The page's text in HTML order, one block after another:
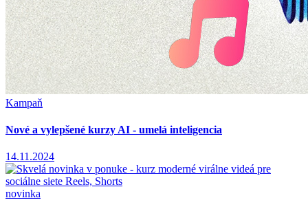
Kampaň
Nové a vylepšené kurzy AI - umelá inteligencia
14.11.2024
novinka